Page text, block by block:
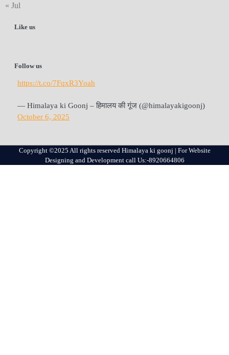
« Jul
Like us
Follow us
https://t.co/7FqxR3Yoah
— Himalaya ki Goonj – हिमालय की गूंज (@himalayakigoonj)
October 6, 2025
Copyright ©2025 All rights reserved Himalaya ki goonj | For Website
Designing and Development call Us:-8920664806